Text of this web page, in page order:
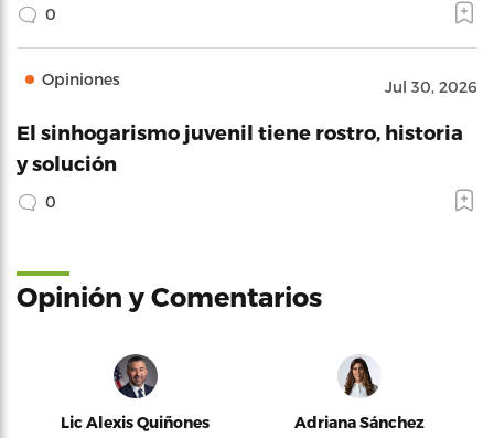
0
Opiniones Jul 30, 2026
El sinhogarismo juvenil tiene rostro, historia
y solución
0
Opinión y Comentarios
Lic Alexis Quiñones Adriana Sánchez